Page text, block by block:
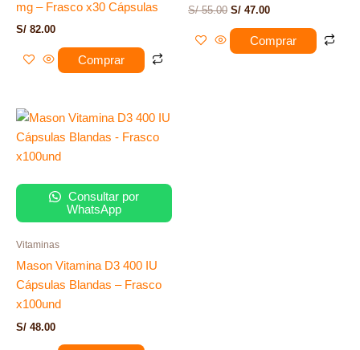
mg – Frasco x30 Cápsulas
S/ 82.00
Comprar
S/55.00 S/ 47.00
Comprar
Consultar por
WhatsApp
Vitaminas
Mason Vitamina D3 400 IU
Cápsulas Blandas – Frasco
x100und
S/ 48.00